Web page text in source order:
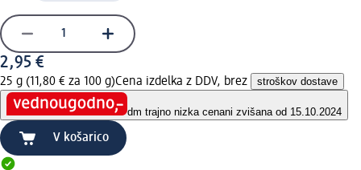
2,95 €
25 g (11,80 € za 100 g)Cena izdelka z DDV, brez stroškov dostave
dm trajno nizka cenani zvišana od 15.10.2024
V košarico